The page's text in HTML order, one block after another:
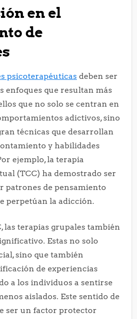
en el
de
psicoterapéuticas deben ser
enfoques que resultan más
que no solo se centran en
adictivos, sino
técnicas que desarrollan
y habilidades
ejemplo, la terapia
(TCC) ha demostrado ser
patrones de pensamiento
perpetúan la adicción.
las terapias grupales también
Estas no solo
sino que también
de experiencias
a los individuos a sentirse
aislados. Este sentido de
ser un factor protector